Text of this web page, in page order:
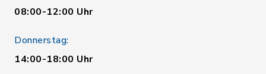
08:00-12:00 Uhr
Donnerstag:
14:00-18:00 Uhr